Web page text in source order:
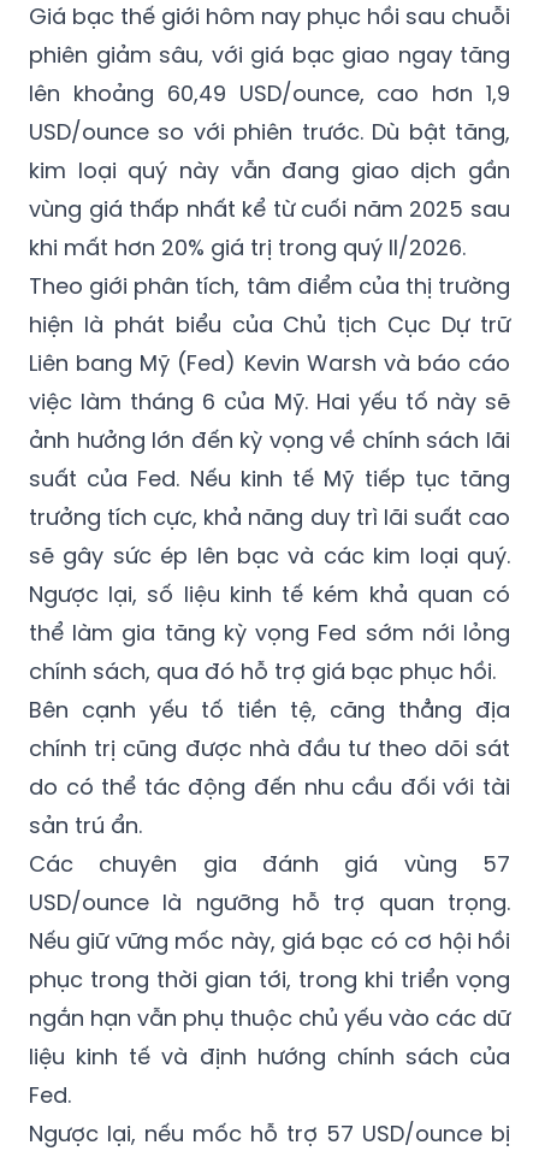
Giá bạc thế giới hôm nay phục hồi sau chuỗi
phiên giảm sâu, với giá bạc giao ngay tăng
lên khoảng 60,49 USD/ounce, cao hơn 1,9
USD/ounce so với phiên trước. Dù bật tăng,
kim loại quý này vẫn đang giao dịch gần
vùng giá thấp nhất kể từ cuối năm 2025 sau
khi mất hơn 20% giá trị trong quý II/2026.
Theo giới phân tích, tâm điểm của thị trường
hiện là phát biểu của Chủ tịch Cục Dự trữ
Liên bang Mỹ (Fed) Kevin Warsh và báo cáo
việc làm tháng 6 của Mỹ. Hai yếu tố này sẽ
ảnh hưởng lớn đến kỳ vọng về chính sách lãi
suất của Fed. Nếu kinh tế Mỹ tiếp tục tăng
trưởng tích cực, khả năng duy trì lãi suất cao
sẽ gây sức ép lên bạc và các kim loại quý.
Ngược lại, số liệu kinh tế kém khả quan có
thể làm gia tăng kỳ vọng Fed sớm nới lỏng
chính sách, qua đó hỗ trợ giá bạc phục hồi.
Bên cạnh yếu tố tiền tệ, căng thẳng địa
chính trị cũng được nhà đầu tư theo dõi sát
do có thể tác động đến nhu cầu đối với tài
sản trú ẩn.
Các chuyên gia đánh giá vùng 57
USD/ounce là ngưỡng hỗ trợ quan trọng.
Nếu giữ vững mốc này, giá bạc có cơ hội hồi
phục trong thời gian tới, trong khi triển vọng
ngắn hạn vẫn phụ thuộc chủ yếu vào các dữ
liệu kinh tế và định hướng chính sách của
Fed.
Ngược lại, nếu mốc hỗ trợ 57 USD/ounce bị